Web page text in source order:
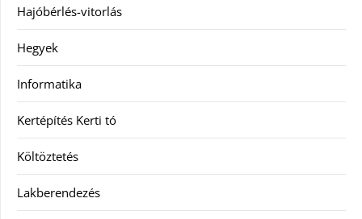
Hajóbérlés-vitorlás
Hegyek
Informatika
Kertépítés Kerti tó
Költöztetés
Lakberendezés